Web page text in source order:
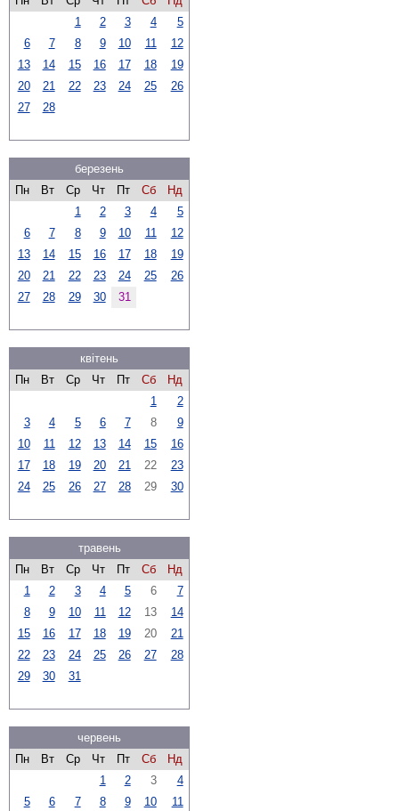
1
2 3 4
5
6
7 8 9 10 11
12
13
14 15 16 17 18
19
20
21 22 23 24 25
26
27
28
березень
Пн
Вт Ср Чт Пт Сб
Нд
1
2 3 4
5
6
7 8 9 10 11
12
13
14 15 16 17 18
19
20
21 22 23 24 25
26
27
28 29 30 31
квітень
Пн
Вт Ср Чт Пт Сб
Нд
1
2
3
4 5 6 7 8
9
10
11 12 13 14 15
16
17
18 19 20 21 22
23
24
25 26 27 28 29 30
травень
Пн
Вт Ср Чт Пт Сб
Нд
1
2 3 4 5 6
7
8
9 10 11 12 13
14
15
16 17 18 19 20
21
22
23 24 25 26 27
28
29
30 31
червень
Пн
Вт Ср Чт Пт Сб
Нд
1
2 3
4
5
6 7 8 9 10
11